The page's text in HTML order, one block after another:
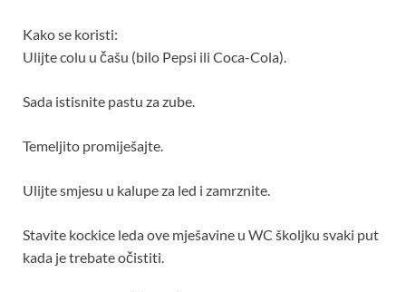
Kako se koristi:
Ulijte colu u čašu (bilo Pepsi ili Coca-Cola).
Sada istisnite pastu za zube.
Temeljito promiješajte.
Ulijte smjesu u kalupe za led i zamrznite.
Stavite kockice leda ove mješavine u WC školjku svaki put
kada je trebate očistiti.